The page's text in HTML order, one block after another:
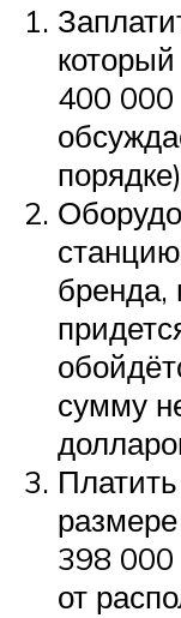
400 000
бренда,
сумму
398 000
от